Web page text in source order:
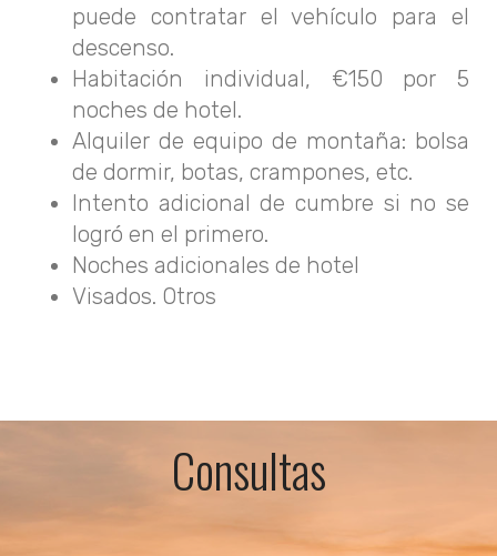
puede contratar el vehículo para el
descenso.
Habitación individual, €150 por 5
noches de hotel.
Alquiler de equipo de montaña: bolsa
de dormir, botas, crampones, etc.
Intento adicional de cumbre si no se
logró en el primero.
Noches adicionales de hotel
Visados. Otros
Consultas